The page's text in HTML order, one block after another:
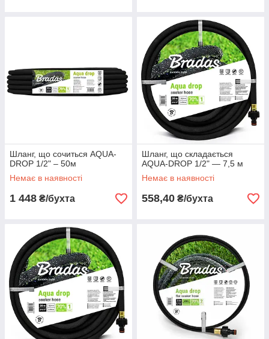
Шланг, що сочиться AQUA-
DROP 1/2" – 50м
Немає в наявності
1 448 ₴/бухта
Шланг, що складається
AQUA-DROP 1/2" — 7,5 м
Немає в наявності
558,40 ₴/бухта